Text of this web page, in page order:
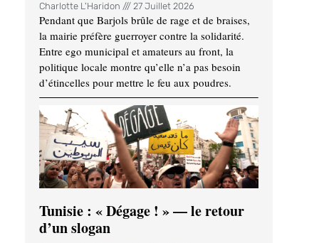
Charlotte L'Haridon 27 Juillet 2026
Pendant que Barjols brûle de rage et de braises,
la mairie préfère guerroyer contre la solidarité.
Entre ego municipal et amateurs au front, la
politique locale montre qu’elle n’a pas besoin
d’étincelles pour mettre le feu aux poudres.
Tunisie : « Dégage ! » — le retour
d’un slogan